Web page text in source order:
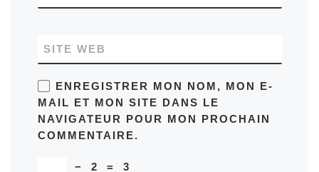
SITE WEB
ENREGISTRER MON NOM, MON E-
MAIL ET MON SITE DANS LE
NAVIGATEUR POUR MON PROCHAIN
COMMENTAIRE.
− 2 = 3